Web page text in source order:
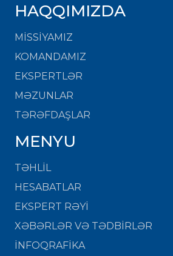
HAQQIMIZDA
MISSIYAMIZ
KOMANDAMIZ
EKSPERTLƏR
MƏZUNLAR
TƏRƏFDAŞLAR
MENYU
TƏHLİL
HESABATLAR
EKSPERT RƏYİ
XƏBƏRLƏR VƏ TƏDBİRLƏR
İNFOQRAFİKA